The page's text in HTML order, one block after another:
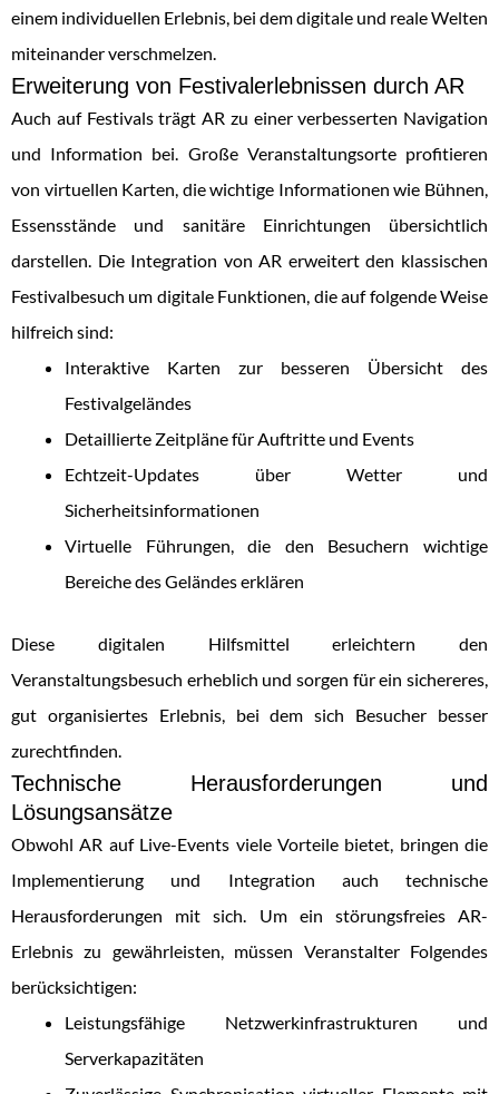
einem individuellen Erlebnis, bei dem digitale und reale Welten
miteinander verschmelzen.
Erweiterung von Festivalerlebnissen durch AR
Auch auf Festivals trägt AR zu einer verbesserten Navigation
und Information bei. Große Veranstaltungsorte profitieren
von virtuellen Karten, die wichtige Informationen wie Bühnen,
Essensstände und sanitäre Einrichtungen übersichtlich
darstellen. Die Integration von AR erweitert den klassischen
Festivalbesuch um digitale Funktionen, die auf folgende Weise
hilfreich sind:
Interaktive Karten zur besseren Übersicht des
Festivalgeländes
Detaillierte Zeitpläne für Auftritte und Events
Echtzeit-Updates über Wetter und
Sicherheitsinformationen
Virtuelle Führungen, die den Besuchern wichtige
Bereiche des Geländes erklären
Diese digitalen Hilfsmittel erleichtern den
Veranstaltungsbesuch erheblich und sorgen für ein sichereres,
gut organisiertes Erlebnis, bei dem sich Besucher besser
zurechtfinden.
Technische Herausforderungen und
Lösungsansätze
Obwohl AR auf Live-Events viele Vorteile bietet, bringen die
Implementierung und Integration auch technische
Herausforderungen mit sich. Um ein störungsfreies AR-
Erlebnis zu gewährleisten, müssen Veranstalter Folgendes
berücksichtigen:
Leistungsfähige Netzwerkinfrastrukturen und
Serverkapazitäten